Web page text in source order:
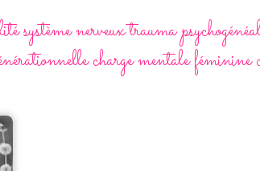
système nerveux trauma
charge mentale féminine